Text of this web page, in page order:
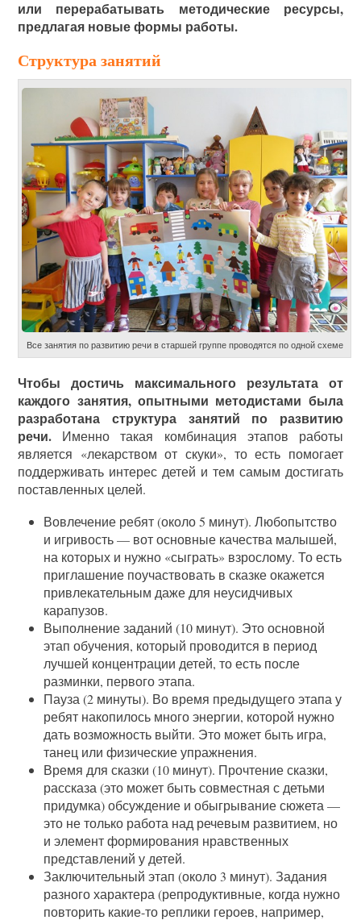
или перерабатывать методические ресурсы,
предлагая новые формы работы.
Структура занятий
Все занятия по развитию речи в старшей группе проводятся по одной схеме
Чтобы достичь максимального результата от
каждого занятия, опытными методистами была
разработана структура занятий по развитию
речи. Именно такая комбинация этапов работы
является «лекарством от скуки», то есть помогает
поддерживать интерес детей и тем самым достигать
поставленных целей.
Вовлечение ребят (около 5 минут). Любопытство
и игривость — вот основные качества малышей,
на которых и нужно «сыграть» взрослому. То есть
приглашение поучаствовать в сказке окажется
привлекательным даже для неусидчивых
карапузов.
Выполнение заданий (10 минут). Это основной
этап обучения, который проводится в период
лучшей концентрации детей, то есть после
разминки, первого этапа.
Пауза (2 минуты). Во время предыдущего этапа у
ребят накопилось много энергии, которой нужно
дать возможность выйти. Это может быть игра,
танец или физические упражнения.
Время для сказки (10 минут). Прочтение сказки,
рассказа (это может быть совместная с детьми
придумка) обсуждение и обыгрывание сюжета —
это не только работа над речевым развитием, но
и элемент формирования нравственных
представлений у детей.
Заключительный этап (около 3 минут). Задания
разного характера (репродуктивные, когда нужно
повторить какие-то реплики героев, например,